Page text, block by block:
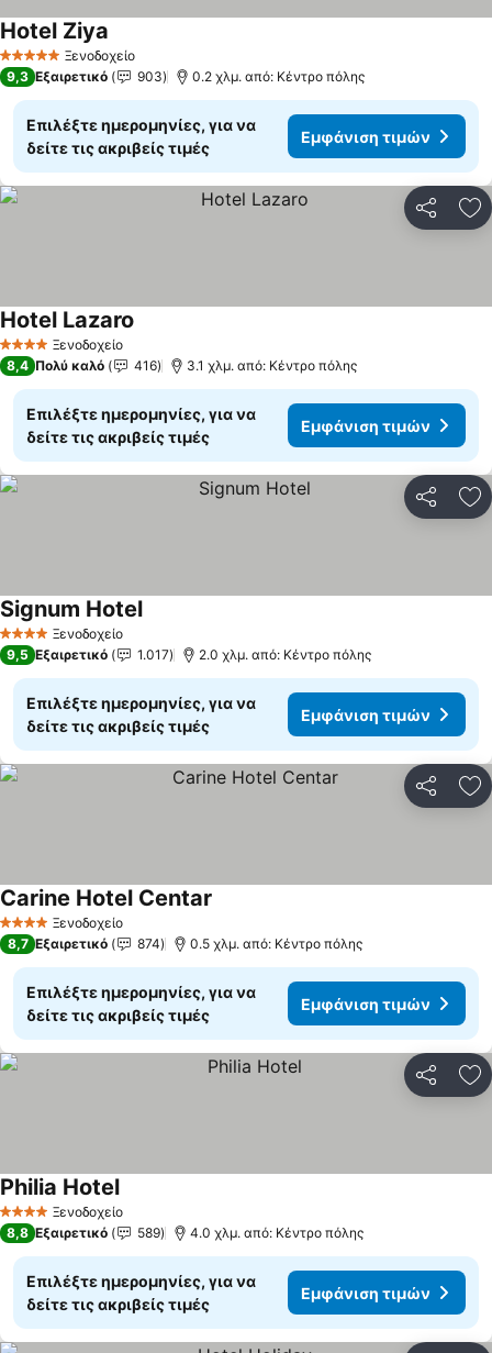
5 Αστέρια Ξενοδοχείο
Hotel Ziya
9,3 Εξαιρετικό 903 0.2 χλμ. από: Κέντρο πόλης
Επιλέξτε ημερομηνίες, για να
δείτε τις ακριβείς τιμές
Εμφάνιση τιμών
4 ΑστέριαΞενοδοχείο
Hotel Lazaro
8,4 Πολύ καλό 416 3.1 χλμ. από: Κέντρο πόλης
Επιλέξτε ημερομηνίες, για να
δείτε τις ακριβείς τιμές
Εμφάνιση τιμών
4 ΑστέριαΞενοδοχείο
Signum HotelΕμφάνιση τιμών
9,5 Εξαιρετικό 1.017 2.0 χλμ. από: Κέντρο πόλης
Επιλέξτε ημερομηνίες, για να
δείτε τις ακριβείς τιμές
Εμφάνιση τιμών
4 ΑστέριαΞενοδοχείο
Carine Hotel Centar
8,7 Εξαιρετικό 874 0.5 χλμ. από: Κέντρο πόλης
Επιλέξτε ημερομηνίες, για να
δείτε τις ακριβείς τιμές
Εμφάνιση τιμών
4 ΑστέριαΞενοδοχείο
Philia HotelΕμφάνιση τιμών
8,8 Εξαιρετικό 589 4.0 χλμ. από: Κέντρο πόλης
Επιλέξτε ημερομηνίες, για να
δείτε τις ακριβείς τιμές
Εμφάνιση τιμών